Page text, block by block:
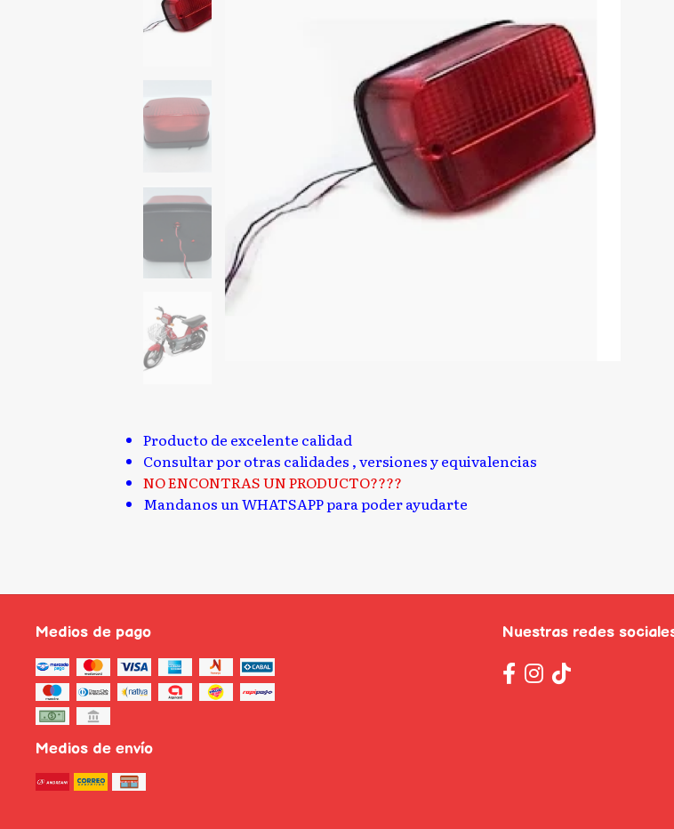
Producto de excelente calidad
Consultar por otras calidades , versiones y equivalencias
NO ENCONTRAS UN PRODUCTO????
Mandanos un WHATSAPP para poder ayudarte
Medios de pago
Medios de envío
Nuestras redes